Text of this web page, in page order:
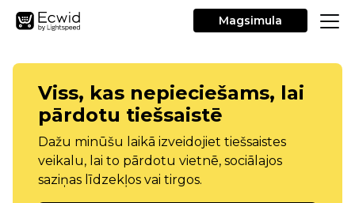
Magsimula
Viss, kas nepieciešams, lai
pārdotu tiešsaistē
Dažu minūšu laikā izveidojiet tiešsaistes
veikalu, lai to pārdotu vietnē, sociālajos
saziņas līdzekļos vai tirgos.